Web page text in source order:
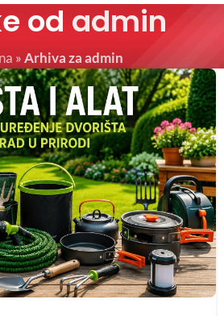
od admin
»Arhiva za admin